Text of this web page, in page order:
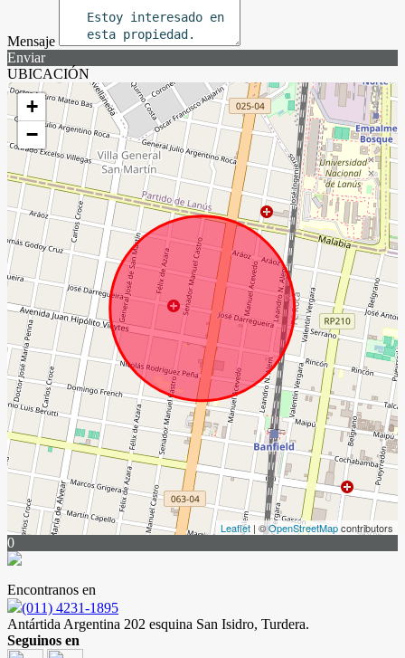
Mensaje
Enviar
UBICACIÓN
+
−
Leaflet | ©OpenStreetMapcontributors
0
Encontranos en
(011) 4231-1895
Antártida Argentina 202 esquina San Isidro, Turdera.
Seguinos en